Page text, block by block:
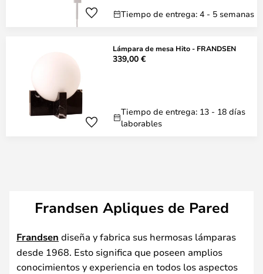
Tiempo de entrega: 4 - 5 semanas
Lámpara de mesa Hito - FRANDSEN
339,00 €
Tiempo de entrega: 13 - 18 días
laborables
Frandsen Apliques de Pared
Frandsen diseña y fabrica sus hermosas lámparas
desde 1968. Esto significa que poseen amplios
conocimientos y experiencia en todos los aspectos